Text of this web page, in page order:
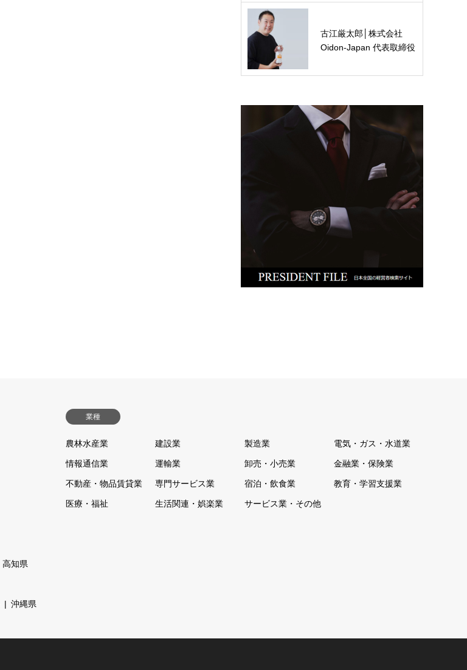
古江厳太郎│株式会社
Oidon-Japan 代表取締役
高知県
沖縄県
業種
農林水産業 建設業 製造業 電気・ガス・水道業
情報通信業 運輸業 卸売・小売業 金融業・保険業
不動産・物品賃貸業 専門サービス業 宿泊・飲食業 教育・学習支援業
医療・福祉 生活関連・娯楽業 サービス業・その他